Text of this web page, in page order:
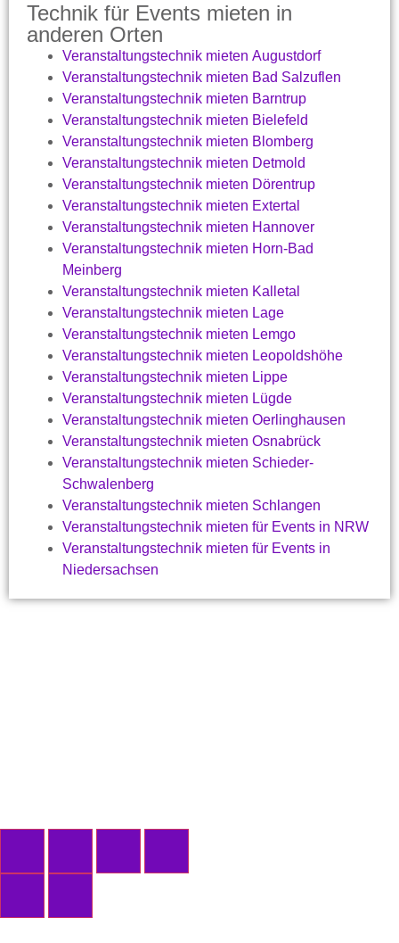
Technik für Events mieten in
anderen Orten
Veranstaltungstechnik mieten Augustdorf
Veranstaltungstechnik mieten Bad Salzuflen
Veranstaltungstechnik mieten Barntrup
Veranstaltungstechnik mieten Bielefeld
Veranstaltungstechnik mieten Blomberg
Veranstaltungstechnik mieten Detmold
Veranstaltungstechnik mieten Dörentrup
Veranstaltungstechnik mieten Extertal
Veranstaltungstechnik mieten Hannover
Veranstaltungstechnik mieten Horn-Bad
Meinberg
Veranstaltungstechnik mieten Kalletal
Veranstaltungstechnik mieten Lage
Veranstaltungstechnik mieten Lemgo
Veranstaltungstechnik mieten Leopoldshöhe
Veranstaltungstechnik mieten Lippe
Veranstaltungstechnik mieten Lügde
Veranstaltungstechnik mieten Oerlinghausen
Veranstaltungstechnik mieten Osnabrück
Veranstaltungstechnik mieten Schieder-
Schwalenberg
Veranstaltungstechnik mieten Schlangen
Veranstaltungstechnik mieten für Events in NRW
Veranstaltungstechnik mieten für Events in
Niedersachsen